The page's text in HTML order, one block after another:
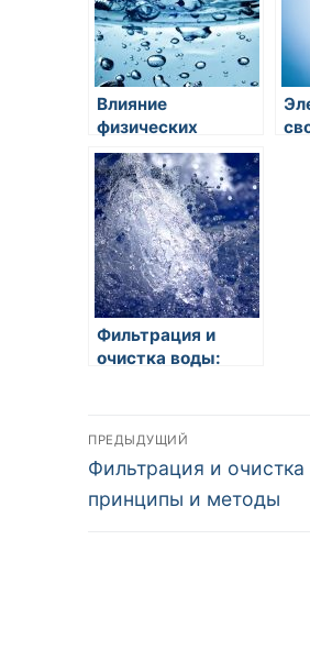
Влияние
физических
условий на
кипение воды:
основные
факторы и
механизмы
Фильтрация и
очистка воды:
Навигация
по
записям
ПРЕДЫДУЩИЙ
Предыдущая
запись:
Фильтрация и
принципы и методы